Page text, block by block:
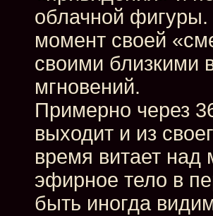
облачной фигуры.
момент своей
своими близкими
мгновений.
Примерно через
выходит и из
время витает над
эфирное тело в
быть иногда